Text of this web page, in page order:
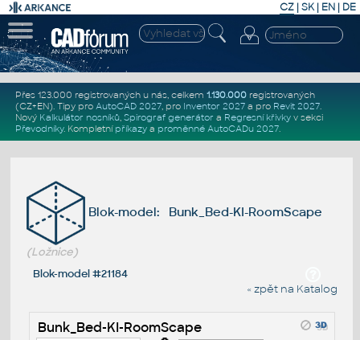
CZ | SK| EN | DE
Přes 123.000 registrovaných u nás, celkem 1.130.000registrovaných
(CZ+EN). Tipy pro AutoCAD 2027, pro Inventor 2027a pro Revit 2027.
Nový Kalkulátor nosníků, Spirograf generátor a Regresní křivkyv sekci
Převodníky. Kompletní příkazya proměnné AutoCADu 2027.
Blok-model: Bunk_Bed-KI-RoomScape
(Ložnice)
Blok-model #21184
« zpět na Katalog
Bunk_Bed-KI-RoomScape